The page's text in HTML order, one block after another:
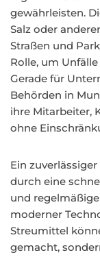
gewährleisten.
Salz oder
Straßen und
Rolle, um
Gerade für
Behörden in
ihre Mitarbeiter,
ohne
Ein
durch eine
und
moderner
Streumittel
gemacht,